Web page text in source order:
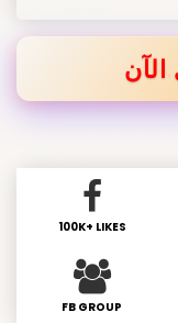
100K+ LIKES
FB GROUP